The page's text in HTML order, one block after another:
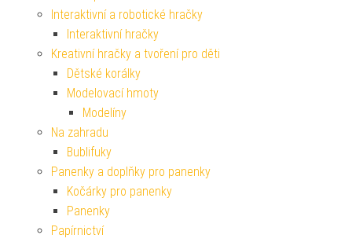
Interaktivní a robotické hračky
Interaktivní hračky
Kreativní hračky a tvoření pro děti
Dětské korálky
Modelovací hmoty
Modelíny
Na zahradu
Bublifuky
Panenky a doplňky pro panenky
Kočárky pro panenky
Panenky
Papírnictví